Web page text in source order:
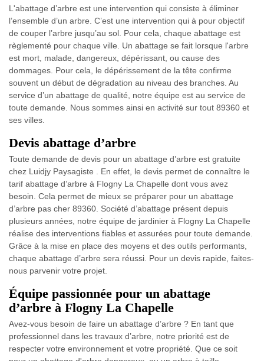
L'abattage d’arbre est une intervention qui consiste à éliminer
l’ensemble d’un arbre. C’est une intervention qui à pour objectif
de couper l’arbre jusqu’au sol. Pour cela, chaque abattage est
règlementé pour chaque ville. Un abattage se fait lorsque l'arbre
est mort, malade, dangereux, dépérissant, ou cause des
dommages. Pour cela, le dépérissement de la tête confirme
souvent un début de dégradation au niveau des branches. Au
service d’un abattage de qualité, notre équipe est au service de
toute demande. Nous sommes ainsi en activité sur tout 89360 et
ses villes.
Devis abattage d’arbre
Toute demande de devis pour un abattage d’arbre est gratuite
chez Luidjy Paysagiste . En effet, le devis permet de connaître le
tarif abattage d’arbre à Flogny La Chapelle dont vous avez
besoin. Cela permet de mieux se préparer pour un abattage
d’arbre pas cher 89360. Société d’abattage présent depuis
plusieurs années, notre équipe de jardinier à Flogny La Chapelle
réalise des interventions fiables et assurées pour toute demande.
Grâce à la mise en place des moyens et des outils performants,
chaque abattage d’arbre sera réussi. Pour un devis rapide, faites-
nous parvenir votre projet.
Équipe passionnée pour un abattage
d’arbre à Flogny La Chapelle
Avez-vous besoin de faire un abattage d’arbre ? En tant que
professionnel dans les travaux d’arbre, notre priorité est de
respecter votre environnement et votre propriété. Que ce soit